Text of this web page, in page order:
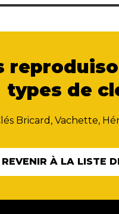
types de
Bricard, Vachette,
REVENIR À LA LISTE